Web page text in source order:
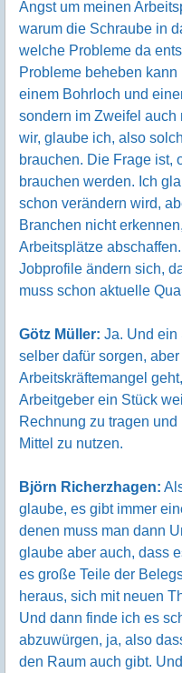
Angst um meinen
warum die Schraube in
welche Probleme da
Probleme beheben
einem Bohrloch und
sondern im Zweifel auch
wir, glaube ich, also
brauchen. Die Frage ist,
brauchen werden. Ich
schon verändern wird,
Branchen nicht
Arbeitsplätze
Jobprofile ändern sich,
muss schon aktuelle
Götz Müller: Ja. Und ein
selber dafür sorgen,
Arbeitskräftemangel
Arbeitgeber ein Stück
Rechnung zu tragen
Mittel zu nutzen.
Björn Richerzhagen:
glaube, es gibt immer
denen muss man dann
glaube aber auch, dass
es große Teile der
heraus, sich mit neuen
Und dann finde ich es
abzuwürgen, ja, also
den Raum auch gibt.